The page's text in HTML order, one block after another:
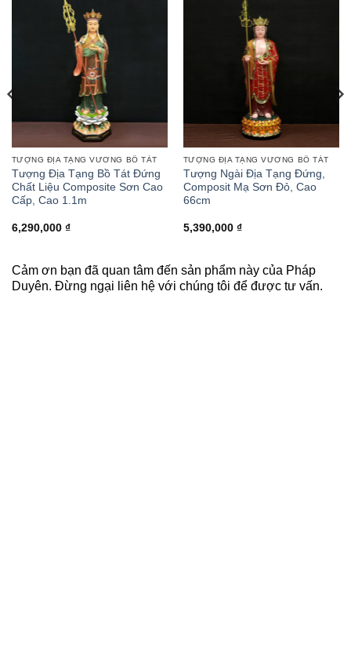
TƯỢNG ĐỊA TẠNG VƯƠNG BỒ TÁT
Tượng Địa Tạng Bồ Tát Đứng
Chất Liệu Composite Sơn Cao
Cấp, Cao 1.1m
6,290,000 ₫
TƯỢNG ĐỊA TẠNG VƯƠNG BỒ TÁT
Tượng Ngài Địa Tạng Đứng,
Composit Mạ Sơn Đỏ, Cao
66cm
5,390,000 ₫
Cảm ơn bạn đã quan tâm đến sản phẩm này của Pháp
Duyên. Đừng ngại liên hệ với chúng tôi để được tư vấn.